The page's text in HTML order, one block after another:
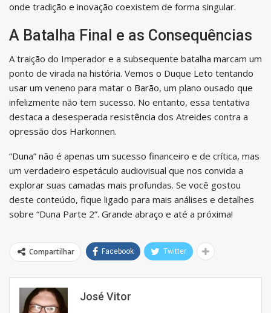
onde tradição e inovação coexistem de forma singular.
A Batalha Final e as Consequências
A traição do Imperador e a subsequente batalha marcam um
ponto de virada na história. Vemos o Duque Leto tentando
usar um veneno para matar o Barão, um plano ousado que
infelizmente não tem sucesso. No entanto, essa tentativa
destaca a desesperada resistência dos Atreides contra a
opressão dos Harkonnen.
“Duna” não é apenas um sucesso financeiro e de crítica, mas
um verdadeiro espetáculo audiovisual que nos convida a
explorar suas camadas mais profundas. Se você gostou
deste conteúdo, fique ligado para mais análises e detalhes
sobre “Duna Parte 2”. Grande abraço e até a próxima!
Compartilhar Facebook Twitter
José Vitor